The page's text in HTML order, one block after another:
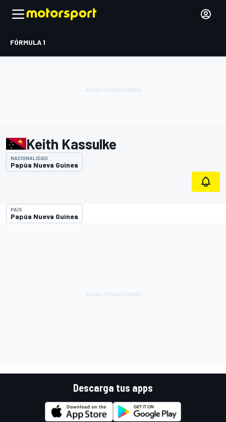
FÓRMULA 1
Keith Kassulke
NACIONALIDAD
Papúa Nueva Guinea
PAÍS
Papúa Nueva Guinea
Descarga tus apps